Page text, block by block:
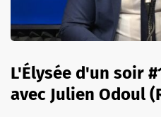
L'Élysée d'un soir
avec Julien Odoul